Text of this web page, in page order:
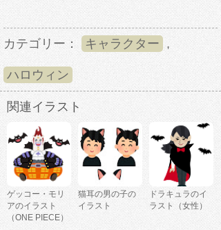
カテゴリー： キャラクター ,
ハロウィン
関連イラスト
ゲッコー・モリ
アのイラスト
（ONE PIECE）
猫耳の男の子の
イラスト
ドラキュラのイ
ラスト（女性）